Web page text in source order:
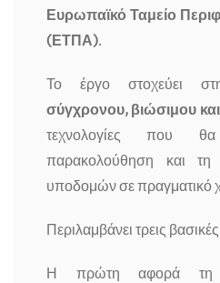
Ευρωπαϊκό Ταμείο
(ΕΤΠΑ).
Το έργο στοχεύει
σύγχρονου, βιώσιμου
τεχνολογίες που
παρακολούθηση και τη
υποδομών σε πραγματικό
Περιλαμβάνει τρεις
Η πρώτη αφορά